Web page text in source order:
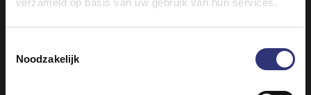
Noodzakelijk
Kan curry gezond
heerlijke recepten